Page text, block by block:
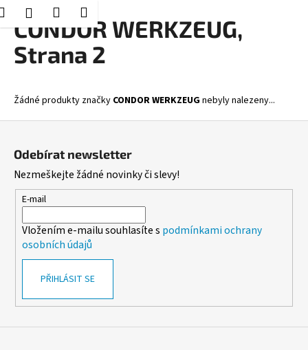
Přejít
obsah
HledatPřihlášení
Nákupní
košík
Menu
CONDOR WERKZEUG,
Strana 2
Žádné produkty značky CONDOR WERKZEUGnebyly nalezeny...
K
o
Zpět
Zpět
o
t
ř
e
b
u
e
n
a
Odebírat newsletter
Nezmeškejte žádné novinky či slevy!
E-mail
Vložením e-mailu souhlasíte s podmínkami ochrany
osobních údajů
PŘIHLÁSIT SE